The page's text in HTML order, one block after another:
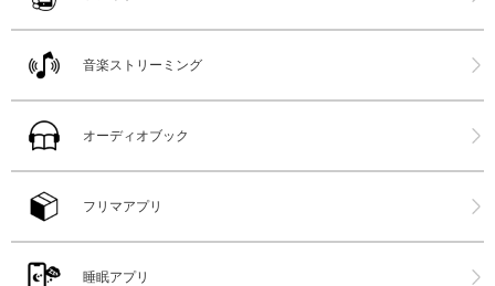
音楽ストリーミング
オーディオブック
フリマアプリ
睡眠アプリ